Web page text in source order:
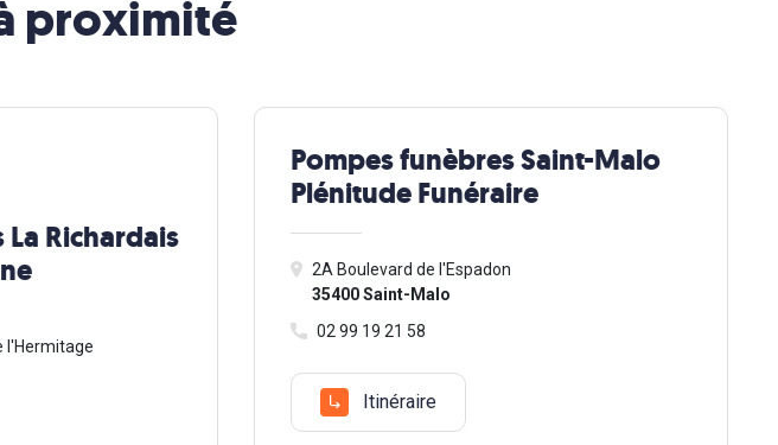
proximité
Richardais
l'Hermitage
Pompes funèbres Saint-Malo
Plénitude Funéraire
2A Boulevard de l'Espadon
35400 Saint-Malo
02 99 19 21 58
Itinéraire